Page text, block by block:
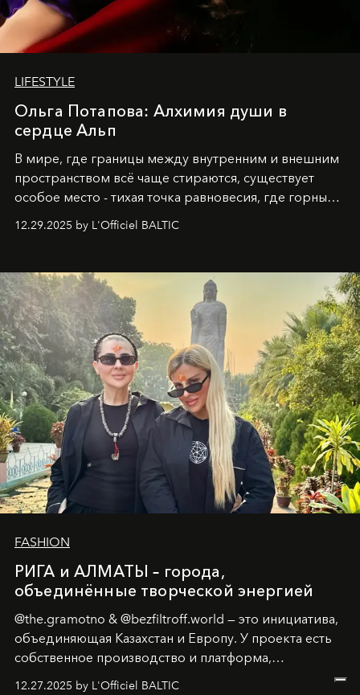
LIFESTYLE
Ольга Потапова: Алхимия души в
сердце Альп
В мире, где границы между внутренним и внешним
пространством всё чаще стираются, существует
особое место - тихая точка равновесия, где горные
вершины Швейцарии встречаются с бездонными
глубинами человеческой души. Здесь, на стыке
Ольга Потапова - женщина, чей путь от поиска
истины превратился в искусство превращения
человеческих кризисов в возможности для
возрождения.
12.29.2025 by L'Officiel BALTIC
FASHION
РИГА и АЛМАТЫ – города,
объединённые творческой энергией
@the.gramotno & @bezfiltroff.world — это инициатива,
объединяющая Казахстан и Европу. У проекта есть
собственное производство и платформа,
предоставляющая возможности, поддержку и
12.27.2025 by L'Officiel BALTIC